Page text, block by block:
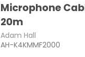
Microphone
20m
Adam Hall
AH-K4KMMF2000